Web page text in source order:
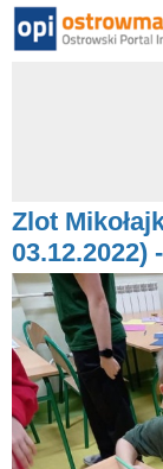
Zlot
03.12.2022)